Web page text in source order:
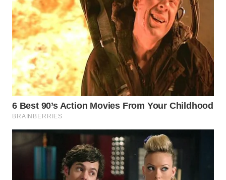
WN
KEPULAUAN
SERIBU
WN
TANGERANG
WN